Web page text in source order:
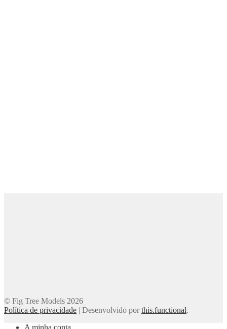
© Fig Tree Models 2026
Política de privacidade | Desenvolvido porthis.functional.